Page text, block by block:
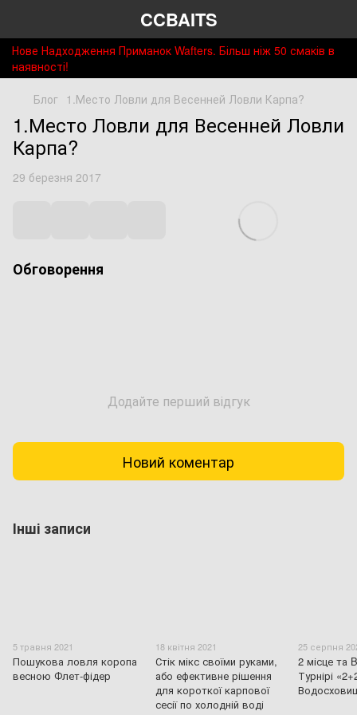
CCBAITS
Нове Надходження Приманок Wafters. Більш ніж 50 смаків в
наявності!
Блог 1.Место Ловли для Весенней Ловли Карпа?
1.Место Ловли для Весенней Ловли
Карпа?
29 березня 2017
Обговорення
Додайте перший відгук
Новий коментар
Інші записи
5 травня 2021
Пошукова ловля коропа
весною Флет-фідер
18 квітня 2021
Стік мікс своїми руками,
або ефективне рішення
для короткої карпової
сесії по холодній воді
25 серпня
2 місце та
Турнірі